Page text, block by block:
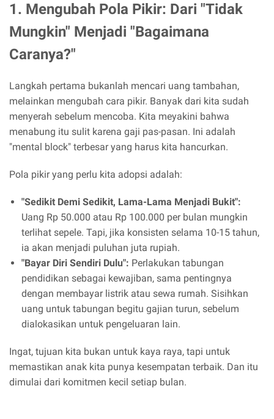
1. Mengubah Pola Pikir: Dari "Tidak
Mungkin" Menjadi "Bagaimana
Caranya?"
Langkah pertama bukanlah mencari uang tambahan,
melainkan mengubah cara pikir. Banyak dari kita sudah
menyerah sebelum mencoba. Kita meyakini bahwa
menabung itu sulit karena gaji pas-pasan. Ini adalah
"mental block" terbesar yang harus kita hancurkan.
Pola pikir yang perlu kita adopsi adalah:
"Sedikit Demi Sedikit, Lama-Lama Menjadi Bukit":
Uang Rp 50.000 atau Rp 100.000 per bulan mungkin
terlihat sepele. Tapi, jika konsisten selama 10-15 tahun,
ia akan menjadi puluhan juta rupiah.
"Bayar Diri Sendiri Dulu": Perlakukan tabungan
pendidikan sebagai kewajiban, sama pentingnya
dengan membayar listrik atau sewa rumah. Sisihkan
uang untuk tabungan begitu gajian turun, sebelum
dialokasikan untuk pengeluaran lain.
Ingat, tujuan kita bukan untuk kaya raya, tapi untuk
memastikan anak kita punya kesempatan terbaik. Dan itu
dimulai dari komitmen kecil setiap bulan.